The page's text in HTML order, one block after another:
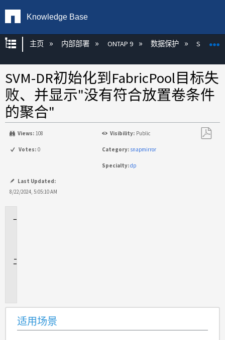
Knowledge Base
扩展/隐缩全局层次
主页 内部部署 ONTAP 9 数据保护
SVM-DR初始化到FabricPool目标失
败、并显示"没有符合放置卷条件
的聚合"
Views: 108 Visibility: Public
Votes: 0 Category: snapmirror
Specialty:dp
Last Updated:
8/22/2024, 5:05:10 AM
适用场景